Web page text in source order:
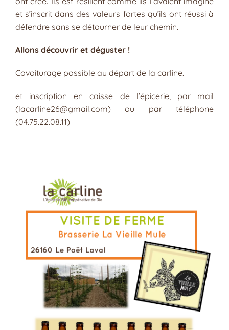
et s’inscrit dans des valeurs fortes qu’ils ont réussi à
défendre sans se détourner de leur chemin.
Allons découvrir et déguster !
Covoiturage possible au départ de la carline.
et inscription en caisse de l’épicerie, par mail
(lacarline26@gmail.com) ou par téléphone
(04.75.22.08.11)